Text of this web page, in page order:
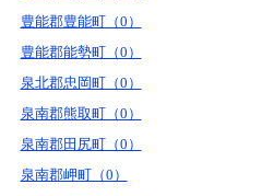
豊能郡豊能町（0）
豊能郡能勢町（0）
泉北郡忠岡町（0）
泉南郡熊取町（0）
泉南郡田尻町（0）
泉南郡岬町（0）